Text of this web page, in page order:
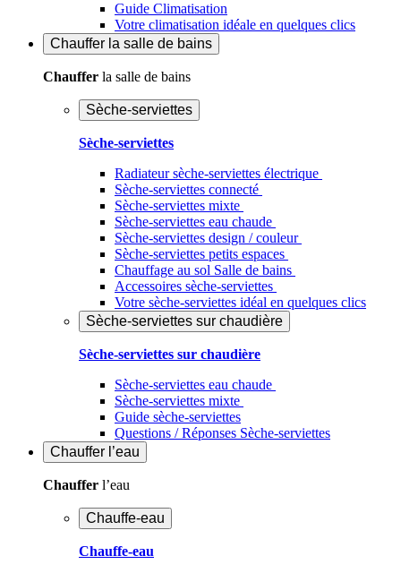
Guide Climatisation
Votre climatisation idéale en quelques clics
Chauffer la salle de bains
Chauffer la salle de bains
Sèche-serviettes
Sèche-serviettes
Radiateur sèche-serviettes électrique
Sèche-serviettes connecté
Sèche-serviettes mixte
Sèche-serviettes eau chaude
Sèche-serviettes design / couleur
Sèche-serviettes petits espaces
Chauffage au sol Salle de bains
Accessoires sèche-serviettes
Votre sèche-serviettes idéal en quelques clics
Sèche-serviettes sur chaudière
Sèche-serviettes sur chaudière
Sèche-serviettes eau chaude
Sèche-serviettes mixte
Guide sèche-serviettes
Questions / Réponses Sèche-serviettes
Chauffer l’eau
Chauffer l’eau
Chauffe-eau
Chauffe-eau